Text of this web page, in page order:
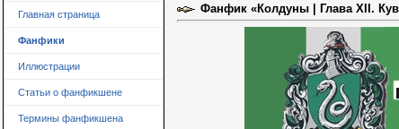
Главная страница
Фанфики
Иллюстрации
Статьи о фанфикшене
Термины фанфикшена
Фанфик «Колдуны | Глава XII.